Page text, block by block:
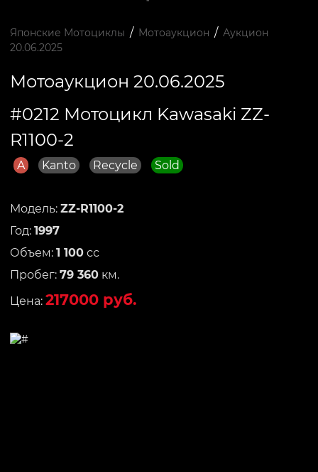
Японские Мотоциклы / Мотоаукцион / Аукцион
20.06.2025
Мотоаукцион 20.06.2025
#0212 Мотоцикл Kawasaki ZZ-
R1100-2
A Kanto Recycle Sold
Модель: ZZ-R1100-2
Год: 1997
Объем: 1 100 сс
Пробег: 79 360 км.
Цена: 217000 руб.